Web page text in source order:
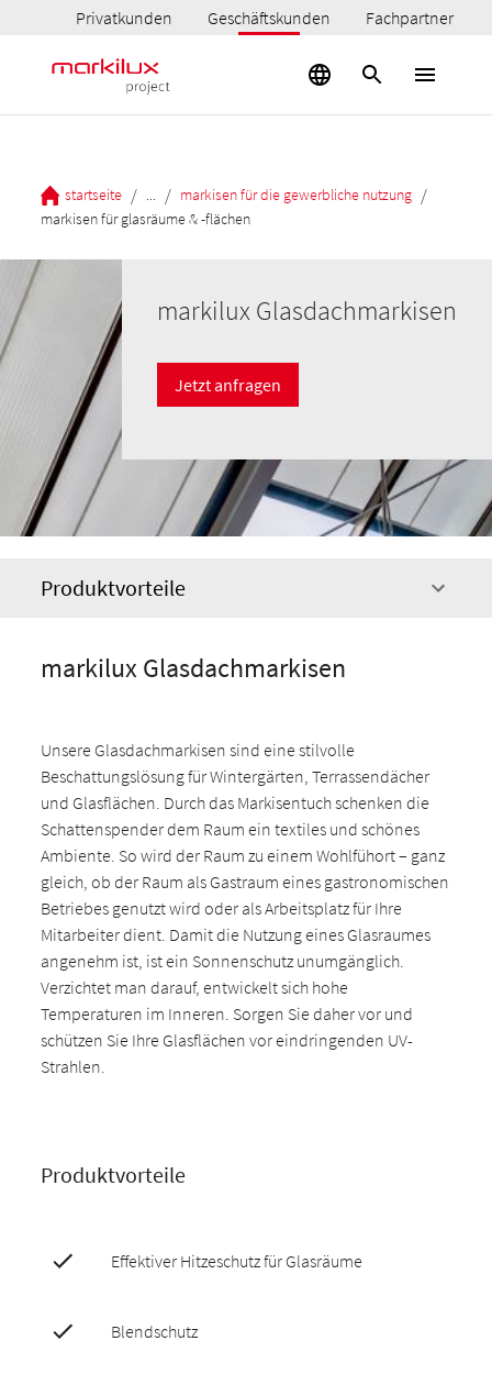
Privatkunden Geschäftskunden Fachpartner
startseite / / markisen für die gewerbliche nutzung /
markisen für glasräume & -flächen
markilux Glasdachmarkisen
Jetzt anfragen
Produktvorteile
markilux Glasdachmarkisen
Unsere Glasdachmarkisen sind eine stilvolle
Beschattungslösung für Wintergärten, Terrassendächer
und Glasflächen. Durch das Markisentuch schenken die
Schattenspender dem Raum ein textiles und schönes
Ambiente. So wird der Raum zu einem Wohlfühort – ganz
gleich, ob der Raum als Gastraum eines gastronomischen
Betriebes genutzt wird oder als Arbeitsplatz für Ihre
Mitarbeiter dient. Damit die Nutzung eines Glasraumes
angenehm ist, ist ein Sonnenschutz unumgänglich.
Verzichtet man darauf, entwickelt sich hohe
Temperaturen im Inneren. Sorgen Sie daher vor und
schützen Sie Ihre Glasflächen vor eindringenden UV-
Strahlen.
Produktvorteile
Effektiver Hitzeschutz für Glasräume
Blendschutz